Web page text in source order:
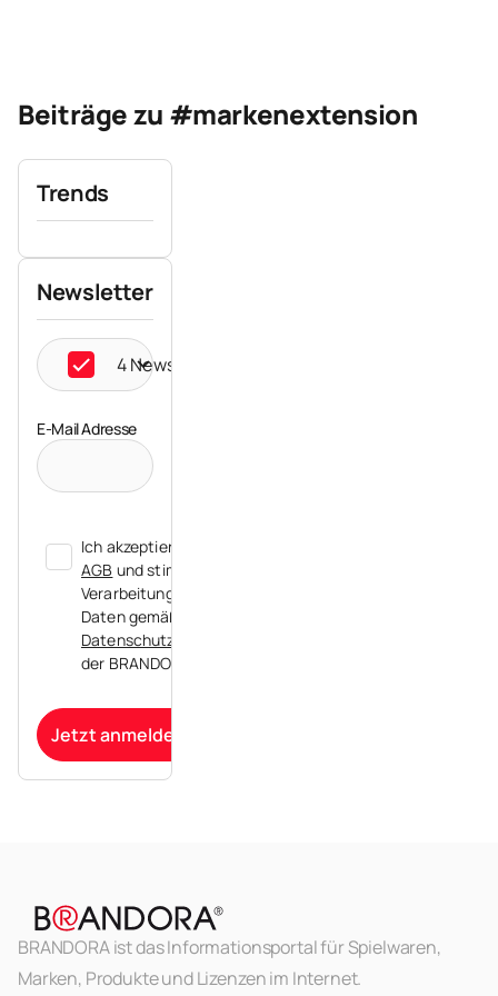
Beiträge zu #markenextension
Trends
Newsletter
4 Newsletter ausgewählt
E-Mail Adresse
Ich akzeptiere die
AGB und stimme der
Verarbeitung meiner
Daten gemäß der
Datenschutzerklärung
der BRANDORA zu.
Jetzt anmelden
BRANDORA ist das Informationsportal für Spielwaren,
Marken, Produkte und Lizenzen im Internet.